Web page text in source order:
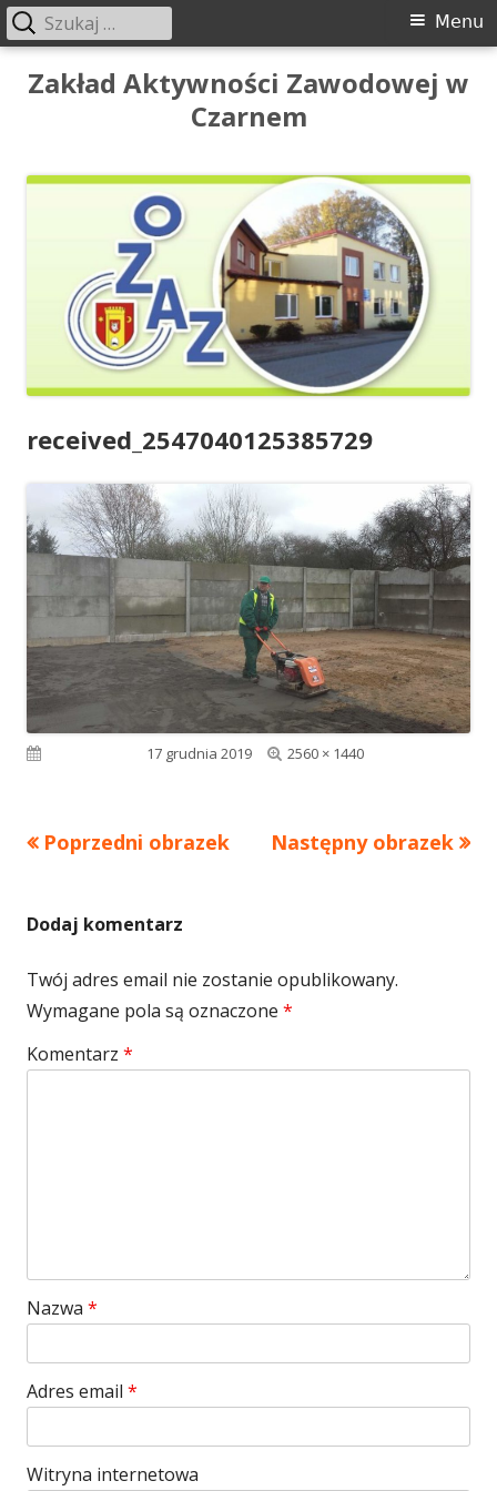
Przeskocz
Zakład Aktywności Zawodowej w
Czarnem
Menu
główne
Menu
Szukaj:
received_2547040125385729
17 grudnia 2019
Pełny
2560 × 1440
Poprzedni obrazek Następny obrazek
Dodaj komentarz
Twój adres email nie zostanie opublikowany.
Wymagane pola są oznaczone *
Komentarz *
Nazwa *
Adres email *
Witryna internetowa